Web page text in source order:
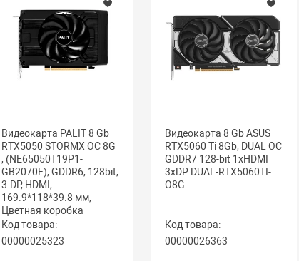
Видеокарта PALIT 8 Gb
RTX5050 STORMX OC 8G
, (NE65050T19P1-
GB2070F), GDDR6, 128bit,
3-DP, HDMI,
169.9*118*39.8 мм,
Цветная коробка
Код товара:
00000025323
Видеокарта 8 Gb ASUS
RTX5060 Ti 8Gb, DUAL OC
GDDR7 128-bit 1xHDMI
3xDP DUAL-RTX5060TI-
O8G
Код товара:
00000026363